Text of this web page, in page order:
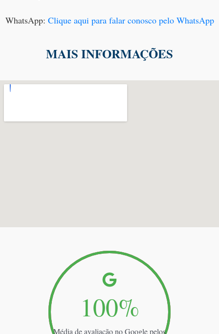
WhatsApp: Clique aqui para falar conosco pelo WhatsApp
MAIS INFORMAÇÕES
100%
Média de avaliação no Google pelos